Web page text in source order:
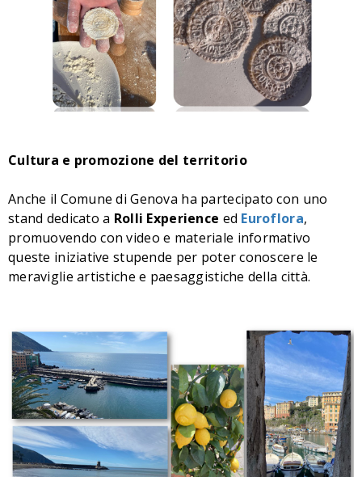
Cultura e promozione del territorio
Anche il Comune di Genova ha partecipato con uno
stand dedicato a Rolli Experience ed Euroflora,
promuovendo con video e materiale informativo
queste iniziative stupende per poter conoscere le
meraviglie artistiche e paesaggistiche della città.